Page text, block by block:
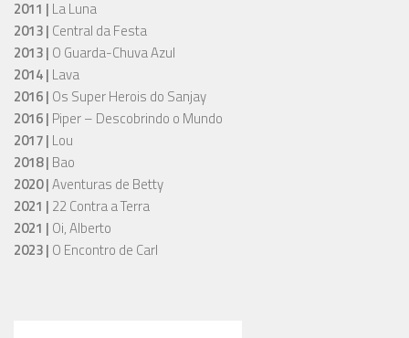
2011 | La Luna
2013 | Central da Festa
2013 | O Guarda-Chuva Azul
2014 | Lava
2016 | Os Super Herois do Sanjay
2016 | Piper – Descobrindo o Mundo
2017 | Lou
2018 | Bao
2020 |Aventuras de Betty
2021 | 22 Contra a Terra
2021 | Oi, Alberto
2023 | O Encontro de Carl